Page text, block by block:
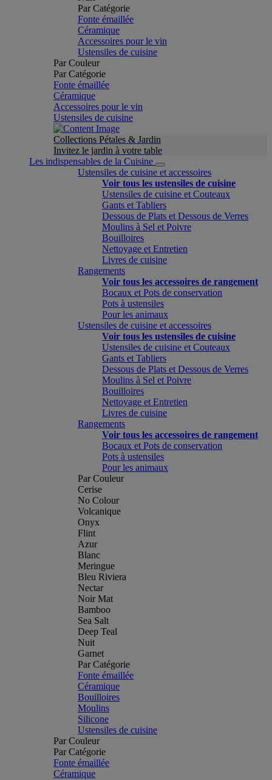
Par Catégorie
Fonte émaillée
Céramique
Accessoires pour le vin
Ustensiles de cuisine
Par Couleur
Par Catégorie
Fonte émaillée
Céramique
Accessoires pour le vin
Ustensiles de cuisine
Collections Pétales & Jardin
Invitez le jardin à votre table
Les indispensables de la Cuisine
Ustensiles de cuisine et accessoires
Voir tous les ustensiles de cuisine
Ustensiles de cuisine et Couteaux
Gants et Tabliers
Dessous de Plats et Dessous de Verres
Moulins à Sel et Poivre
Bouilloires
Nettoyage et Entretien
Livres de cuisine
Rangements
Voir tous les accessoires de rangement
Bocaux et Pots de conservation
Pots à ustensiles
Pour les animaux
Ustensiles de cuisine et accessoires
Voir tous les ustensiles de cuisine
Ustensiles de cuisine et Couteaux
Gants et Tabliers
Dessous de Plats et Dessous de Verres
Moulins à Sel et Poivre
Bouilloires
Nettoyage et Entretien
Livres de cuisine
Rangements
Voir tous les accessoires de rangement
Bocaux et Pots de conservation
Pots à ustensiles
Pour les animaux
Par Couleur
Cerise
No Colour
Volcanique
Onyx
Flint
Azur
Blanc
Meringue
Bleu Riviera
Nectar
Noir Mat
Bamboo
Sea Salt
Deep Teal
Nuit
Garnet
Par Catégorie
Fonte émaillée
Céramique
Bouilloires
Moulins
Silicone
Ustensiles de cuisine
Par Couleur
Par Catégorie
Fonte émaillée
Céramique